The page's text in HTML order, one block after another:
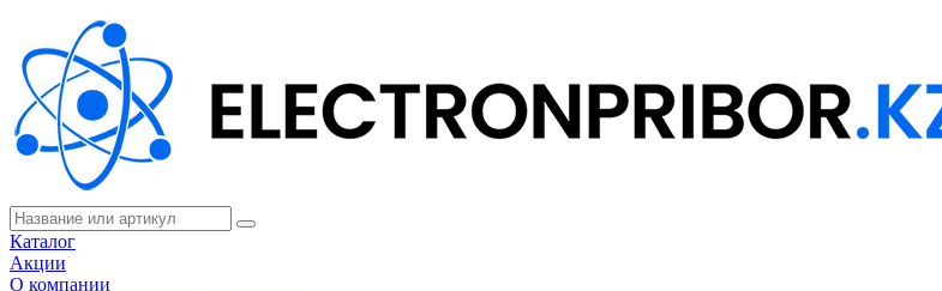
Каталог
Акции
О компании